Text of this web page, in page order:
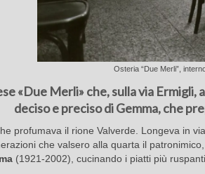
Osteria “Due Merli”,
«Due Merli» che, sulla via
deciso e preciso di Gemma, che
profumava il rione Valverde. Longeva in
che valsero alla quarta il
(1921-2002), cucinando i piatti più